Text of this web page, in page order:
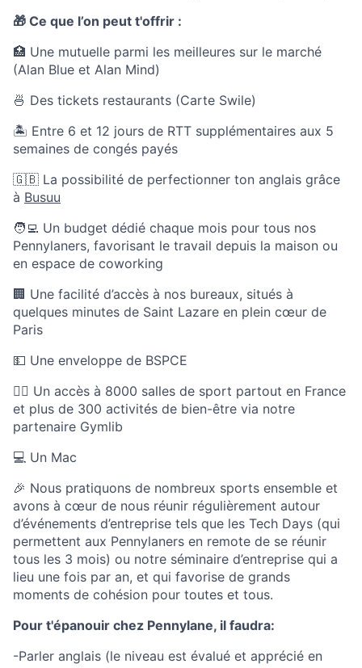
🎁 Ce que l’on peut t'offrir :
🏥 Une mutuelle parmi les meilleures sur le marché
(Alan Blue et Alan Mind)
🍜 Des tickets restaurants (Carte Swile)
🏝 Entre 6 et 12 jours de RTT supplémentaires aux 5
semaines de congés payés
🇬🇧 La possibilité de perfectionner ton anglais grâce
à Busuu
🧑‍💻 Un budget dédié chaque mois pour tous nos
Pennylaners, favorisant le travail depuis la maison ou
en espace de coworking
🏢 Une facilité d’accès à nos bureaux, situés à
quelques minutes de Saint Lazare en plein cœur de
Paris
💵 Une enveloppe de BSPCE
🏃‍♀️ Un accès à 8000 salles de sport partout en France
et plus de 300 activités de bien-être via notre
partenaire Gymlib
💻 Un Mac
🎉 Nous pratiquons de nombreux sports ensemble et
avons à cœur de nous réunir régulièrement autour
d’événements d’entreprise tels que les Tech Days (qui
permettent aux Pennylaners en remote de se réunir
tous les 3 mois) ou notre séminaire d’entreprise qui a
lieu une fois par an, et qui favorise de grands
moments de cohésion pour toutes et tous.
Pour t'épanouir chez Pennylane, il faudra:
-Parler anglais (le niveau est évalué et apprécié en